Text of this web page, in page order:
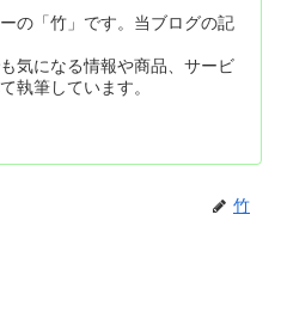
の「竹」です。当ブログの記
気になる情報や商品、サービ
執筆しています。
竹